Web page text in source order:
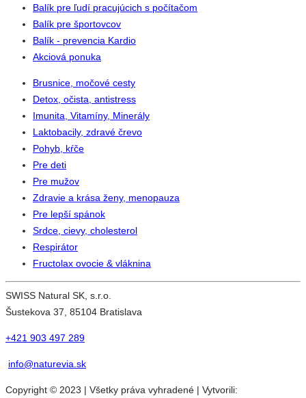
Balík pre ľudí pracujúcich s počítačom
Balík pre športovcov
Balík - prevencia Kardio
Akciová ponuka
Brusnice, močové cesty
Detox, očista, antistress
Imunita, Vitamíny, Minerály
Laktobacily, zdravé črevo
Pohyb, kŕče
Pre deti
Pre mužov
Zdravie a krása ženy, menopauza
Pre lepší spánok
Srdce, cievy, cholesterol
Respirátor
Fructolax ovocie & vláknina
SWISS Natural SK, s.r.o.
Šustekova 37, 85104 Bratislava
+421 903 497 289
info@naturevia.sk
Copyright © 2023 | Všetky práva vyhradené | Vytvorili: